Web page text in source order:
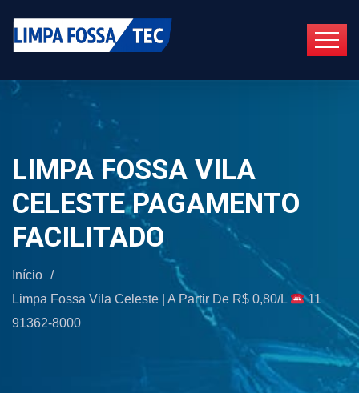
LIMPA FOSSA VILA
CELESTE PAGAMENTO
FACILITADO
Início /
Limpa Fossa Vila Celeste | A Partir De R$ 0,80/L
11
91362-8000